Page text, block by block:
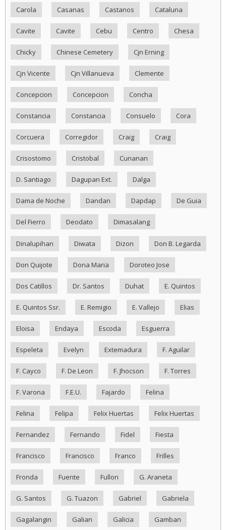
Carola Casanas Castanos Cataluna
Cavite Cavite Cebu Centro Chesa
Chicky Chinese Cemetery Cjn Erning
Cjn Vicente Cjn Villanueva Clemente
Concepcion Concepcion Concha
Constancia Constancia Consuelo Cora
Corcuera Corregidor Craig Craig
Crisostomo Cristobal Cunanan
D. Santiago Dagupan Ext. Dalga
Dama de Noche Dandan Dapdap De Guia
Del Fierro Deodato Dimasalang
Dinalupihan Diwata Dizon Don B. Legarda
Don Quijote Dona Maria Doroteo Jose
Dos Catillos Dr. Santos Duhat E. Quintos
E. Quintos Ssr. E. Remigio E. Vallejo Elias
Eloisa Endaya Escoda Esguerra
Espeleta Evelyn Extemadura F. Aguilar
F. Cayco F. De Leon F. Jhocson F. Torres
F. Varona F.E.U. Fajardo Felina
Felina Felipa Felix Huertas Felix Huertas
Fernandez Fernando Fidel Fiesta
Francisco Francisco Franco Frilles
Fronda Fuente Fullon G. Araneta
G. Santos G. Tuazon Gabriel Gabriela
Gagalangin Galian Galicia Gamban